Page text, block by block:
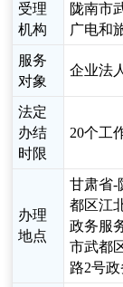
受理
机构
陇南市
广电和
服务
对象
企业法人
法定
办结
时限
20个工
办理
地点
甘肃省-
都区江
政务服
市武都
路2号政